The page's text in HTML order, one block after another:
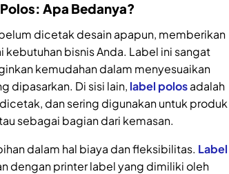
Apa Bedanya?
dicetak desain apapun, memberikan
bisnis Anda. Label ini sangat
kemudahan dalam menyesuaikan
dipasarkan. Di sisi lain, label polosadalah
dan sering digunakan untuk produk
sebagai bagian dari kemasan.
dalam hal biaya dan fleksibilitas. Label
dengan printer label yang dimiliki oleh